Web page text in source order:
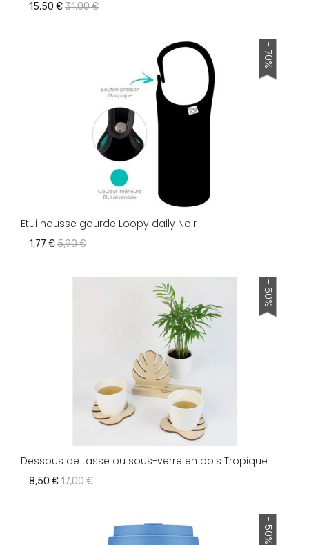
15,50 €31,00 €
- 70%
Etui housse gourde Loopy daily Noir
1,77 €5,90 €
- 50%
Dessous de tasse ou sous-verre en bois Tropique
8,50 €17,00 €
- 50%